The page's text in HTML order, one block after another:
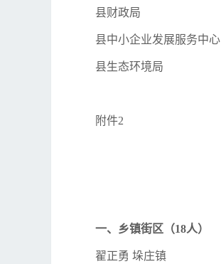
县财政局
县中小企业发展服务中心
县生态环境局
附件2
一、乡镇街区（18人）
翟正勇 垛庄镇